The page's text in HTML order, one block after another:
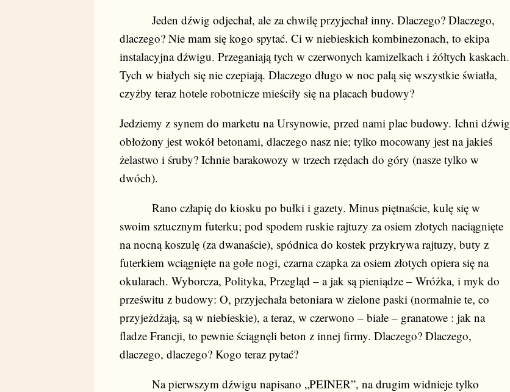
Jeden dźwig odjechał, ale za chwilę przyjechał inny. Dlaczego? Dlaczego,
dlaczego? Nie mam się kogo spytać. Ci w niebieskich kombinezonach, to ekipa
instalacyjna dźwigu. Przeganiają tych w czerwonych kamizelkach i żółtych kaskach.
Tych w białych się nie czepiają. Dlaczego długo w noc palą się wszystkie światła,
czyżby teraz hotele robotnicze mieściły się na placach budowy?
Jedziemy z synem do marketu na Ursynowie, przed nami plac budowy. Ichni dźwig
obłożony jest wokół betonami, dlaczego nasz nie; tylko mocowany jest na jakieś
żelastwo i śruby? Ichnie barakowozy w trzech rzędach do góry (nasze tylko w
dwóch).
Rano człapię do kiosku po bułki i gazety. Minus piętnaście, kulę się w
swoim sztucznym futerku; pod spodem ruskie rajtuzy za osiem złotych naciągnięte
na nocną koszulę (za dwanaście), spódnica do kostek przykrywa rajtuzy, buty z
futerkiem wciągnięte na gołe nogi, czarna czapka za osiem złotych opiera się na
okularach. Wyborcza, Polityka, Przegląd – a jak są pieniądze – Wróżka, i myk do
prześwitu z budowy: O, przyjechała betoniara w zielone paski (normalnie te, co
przyjeżdżają, są w niebieskie), a teraz, w czerwono – białe – granatowe : jak na
fladze Francji, to pewnie ściągnęli beton z innej firmy. Dlaczego? Dlaczego,
dlaczego, dlaczego? Kogo teraz pytać?
Na pierwszym dźwigu napisano „PEINER”, na drugim widnieje tylko